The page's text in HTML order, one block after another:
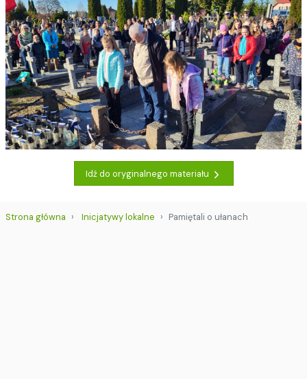
Idź do oryginalnego materiału
Strona główna Inicjatywy lokalne Pamiętali o ułanach